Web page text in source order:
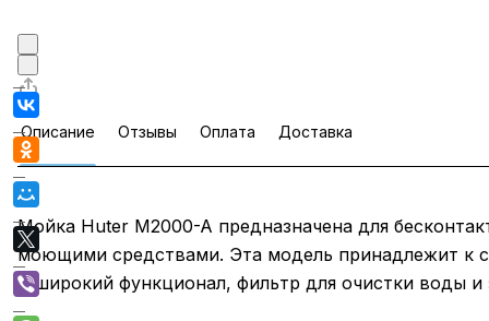
Описание Отзывы Оплата Доставка
Мойка Huter M2000-A предназначена для
моющими средствами. Эта модель принадлежит к
и широкий функционал, фильтр для очистки воды